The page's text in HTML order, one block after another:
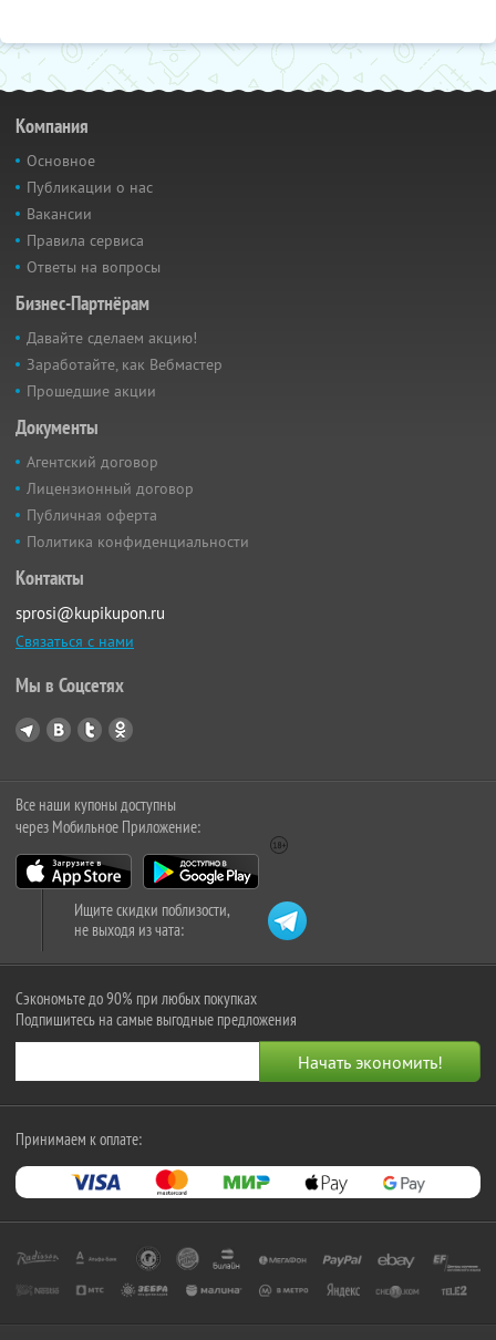
Компания
Основное
Публикации о нас
Вакансии
Правила сервиса
Ответы на вопросы
Бизнес-Партнёрам
Давайте сделаем акцию!
Заработайте, как Вебмастер
Прошедшие акции
Документы
Агентский договор
Лицензионный договор
Публичная оферта
Политика конфиденциальности
Контакты
sprosi@kupikupon.ru
Связаться с нами
Мы в Соцсетях
Все наши купоны доступны
через Мобильное Приложение:
Ищите скидки поблизости,
не выходя из чата:
Сэкономьте до 90% при любых покупках
Подпишитесь на самые выгодные предложения
Принимаем к оплате: